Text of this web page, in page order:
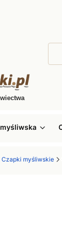
Czapki myśliwskie